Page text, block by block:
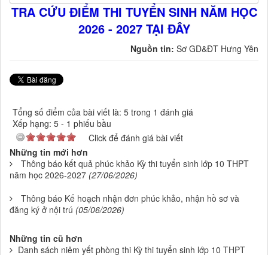
TRA CỨU ĐIỂM THI TUYỂN SINH NĂM HỌC
2026 - 2027 TẠI ĐÂY
Nguồn tin: Sơ GD&ĐT Hưng Yên
Tổng số điểm của bài viết là: 5 trong 1 đánh giá
Xếp hạng: 5 - 1 phiếu bầu
Click để đánh giá bài viết
Những tin mới hơn
Thông báo kết quả phúc khảo Kỳ thi tuyển sinh lớp 10 THPT
năm học 2026-2027 (27/06/2026)
Thông báo Kế hoạch nhận đơn phúc khảo, nhận hồ sơ và
đăng ký ở nội trú (05/06/2026)
Những tin cũ hơn
Danh sách niêm yết phòng thi Kỳ thi tuyển sinh lớp 10 THPT